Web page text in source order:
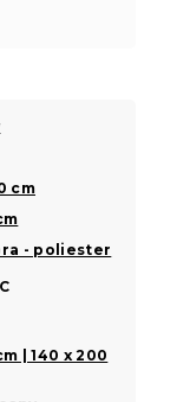
cm
- poliester
| 140 x 200